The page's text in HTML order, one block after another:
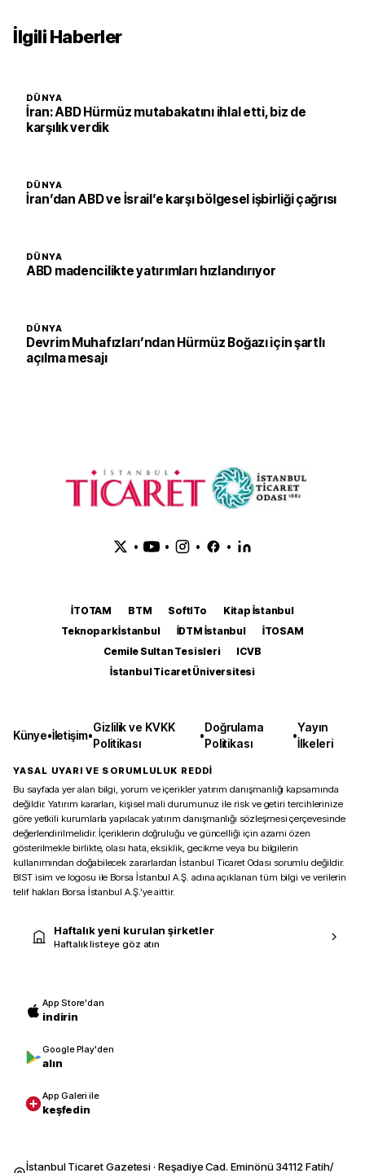
İlgili Haberler
DÜNYA
İran: ABD Hürmüz mutabakatını ihlal etti, biz de
karşılık verdik
DÜNYA
İran’dan ABD ve İsrail’e karşı bölgesel işbirliği çağrısı
DÜNYA
ABD madencilikte yatırımları hızlandırıyor
DÜNYA
Devrim Muhafızları’ndan Hürmüz Boğazı için şartlı
açılma mesajı
• • • •
İTOTAM BTM SoftITo
Kitap İstanbul
Teknopark İstanbul
İDTM İstanbul
İTOSAM
Cemile Sultan Tesisleri
ICVB
İstanbul Ticaret Üniversitesi
Künye•İletişim•
Gizlilik ve KVKK
Politikası
•
Doğrulama
Politikası
•
Yayın
İlkeleri
YASAL UYARI VE SORUMLULUK REDDİ
Bu sayfada yer alan bilgi, yorum ve içerikler yatırım danışmanlığı kapsamında
değildir. Yatırım kararları, kişisel mali durumunuz ile risk ve getiri tercihlerinize
göre yetkili kurumlarla yapılacak yatırım danışmanlığı sözleşmesi çerçevesinde
değerlendirilmelidir. İçeriklerin doğruluğu ve güncelliği için azami özen
gösterilmekle birlikte, olası hata, eksiklik, gecikme veya bu bilgilerin
kullanımından doğabilecek zararlardan İstanbul Ticaret Odası sorumlu değildir.
BIST isim ve logosu ile Borsa İstanbul A.Ş. adına açıklanan tüm bilgi ve verilerin
telif hakları Borsa İstanbul A.Ş.’ye aittir.
Haftalık yeni kurulan şirketler
Haftalık listeye göz atın
App Store'dan
indirin
Google Play'den
alın
App Galeri ile
keşfedin
İstanbul Ticaret Gazetesi · Reşadiye Cad. Eminönü 34112 Fatih/